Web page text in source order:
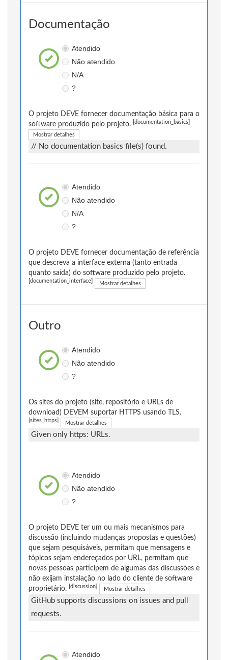
Documentação
Atendido
Não atendido
N/A
?
O projeto DEVE fornecer documentação básica para o
software produzido pelo projeto.
[documentation_basics]
Mostrar detalhes
// No documentation basics file(s) found.
Atendido
Não atendido
N/A
?
O projeto DEVE fornecer documentação de referência
que descreva a interface externa (tanto entrada
quanto saída) do software produzido pelo projeto.
[documentation_interface] Mostrar detalhes
Outro
Atendido
Não atendido
?
Os sites do projeto (site, repositório e URLs de
download) DEVEM suportar HTTPS usando TLS.
[sites_https] Mostrar detalhes
Given only https: URLs.
Atendido
Não atendido
?
O projeto DEVE ter um ou mais mecanismos para
discussão (incluindo mudanças propostas e questões)
que sejam pesquisáveis, permitam que mensagens e
tópicos sejam endereçados por URL, permitam que
novas pessoas participem de algumas das discussões e
não exijam instalação no lado do cliente de software
proprietário.
[discussion] Mostrar detalhes
GitHub supports discussions on issues and pull
requests.
Atendido